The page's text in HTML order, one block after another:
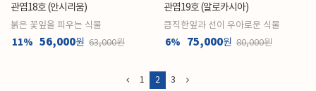
관엽18호 (안시리움)
붉은 꽃잎을 피우는 식물
11% 56,000원 63,000원
관엽19호 (알로카시아)
큼직한잎과 선이 우아로운 식물
6% 75,000원 80,000원
1 2 3